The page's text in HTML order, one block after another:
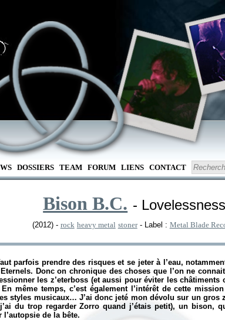
DOSSIERS TEAM FORUM LIENS CONTACT
Bison B.C. - Lovelessness
(2012) - rock heavy metal stoner - Label : Metal Blade
parfois prendre des risques et se jeter à l’eau,
Donc on chronique des choses que l’on ne
les z’eterboss (et aussi pour éviter les châtiments
même temps, c’est également l’intérêt de cette
styles musicaux… J’ai donc jeté mon dévolu sur un gros
du trop regarder Zorro quand j’étais petit), un bison,
l’autopsie de la bête.